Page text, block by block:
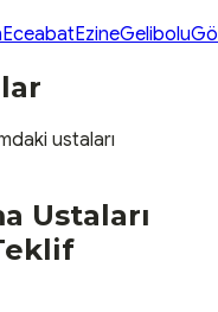
EceabatEzineGelibolu
ustaları
Ustaları